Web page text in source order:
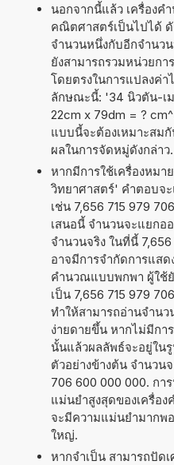
นอกจากนี้แล้ว เครื่องค
คณิตศาสตร์เป็นไปได้
จำนวนหนึ่งกับอีกจำนว
ยังสามารถรวมหน่วยก
โดยตรงในการแปลงค่า
ลักษณะนี้: '34 นิวตัน-เ
22cm x 79dm = ?
แบบนี้จะต้องเหมาะสม
ผลในการจัดหมู่ดังกล่าว.
หากมีการใช้เครื่องหม
วิทยาศาสตร์' คำตอบจะ
เช่น 7,656 715 979
เสนอนี้ จำนวนจะแยกอ
จำนวนจริง ในที่นี้
อาจมีการจำกัดการแสด
คำนวณแบบพกพา ผู้ใช้ยั
เป็น 7,656 715 979
ทำให้สามารถอ่านจำน
ง่ายดายขึ้น หากไม่มีกา
นั้นแล้วผลลัพธ์จะอยู่ใน
ตัวอย่างข้างต้น จำนวน
706 600 000 000. กา
แม่นยำสูงสุดของเครื่อ
จะมีความแม่นยำมากพ
ใหญ่.
หากจำเป็น สามารถปัด